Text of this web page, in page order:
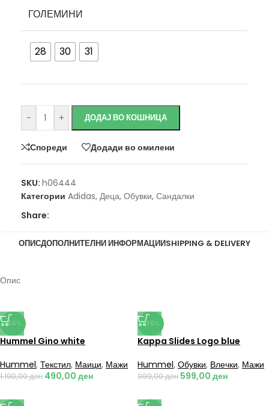
ГОЛЕМИНИ
28 30 31
- + ДОДАЈ ВО КОШНИЦА
Спореди Додади во омилени
SKU: h06444
Категории Adidas, Деца, Обувки, Сандалки
Share:
ОПИСДОПОЛНИТЕЛНИ ИНФОРМАЦИИSHIPPING & DELIVERY
Опис
-59%
Hummel Gino white
Hummel, Текстил, Маици, Мажи
1.190,00ден 490,00 ден
-40%
Kappa Slides Logo blue
Hummel, Обувки, Влечки, Мажи
999,00ден 599,00 ден